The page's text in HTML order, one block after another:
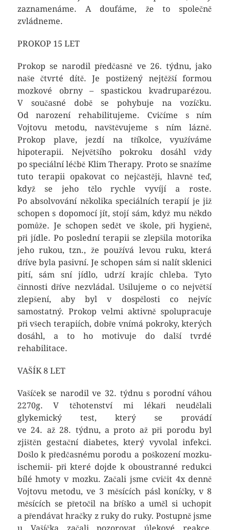
zaznamenáme. A doufáme, že to společně
zvládneme.
PROKOP 15 LET
Prokop se narodil předčasně ve 26. týdnu, jako
naše čtvrté dítě. Je postižený nejtěžší formou
mozkové obrny – spastickou kvadruparézou.
V současné době se pohybuje na vozíčku.
Od narození rehabilitujeme. Cvičíme s ním
Vojtovu metodu, navštěvujeme s ním lázně.
Prokop plave, jezdí na tříkolce, využíváme
hipoterapii. Největšího pokroku dosáhl vždy
po speciální léčbě Klim Therapy. Proto se snažíme
tuto terapii opakovat co nejčastěji, hlavně teď,
když se jeho tělo rychle vyvíjí a roste.
Po absolvování několika speciálních terapií je již
schopen s dopomocí jít, stojí sám, když mu někdo
pomůže. Je schopen sedět ve škole, při hygieně,
při jídle. Po poslední terapii se zlepšila motorika
jeho rukou, tzn., že používá levou ruku, která
dříve byla pasivní. Je schopen sám si nalít sklenici
pití, sám sní jídlo, udrží krajíc chleba. Tyto
činnosti dříve nezvládal. Usilujeme o co největší
zlepšení, aby byl v dospělosti co nejvíc
samostatný. Prokop velmi aktivně spolupracuje
při všech terapiích, dobře vnímá pokroky, kterých
dosáhl, a to ho motivuje do další tvrdé
rehabilitace.
VAŠÍK 8 LET
Vašíček se narodil ve 32. týdnu s porodní váhou
2270g. V těhotenství mi lékaři neudělali
glykemický test, který se provádí
ve 24. až 28. týdnu, a proto až při porodu byl
zjištěn gestační diabetes, který vyvolal infekci.
Došlo k předčasnému porodu a poškození mozku-
ischemii- při které dojde k oboustranné redukci
bílé hmoty v mozku. Začali jsme cvičit 4x denně
Vojtovu metodu, ve 3 měsících pásl koníčky, v 8
měsících se přetočil na bříško a uměl si uchopit
a přendávat hračky z ruky do ruky. Postupně jsme